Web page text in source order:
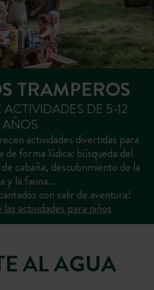
TRAMPEROS
DE 5-12
AÑOS
actividades divertidas para
de forma lúdica: búsqueda del
cabaña, descubrimiento de la
y la fauna…
con salir de aventura!
actividades para niños
AL AGUA